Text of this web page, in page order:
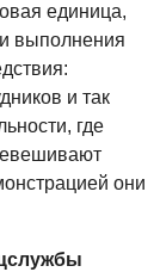
единица,
выполнения
и так
где
они